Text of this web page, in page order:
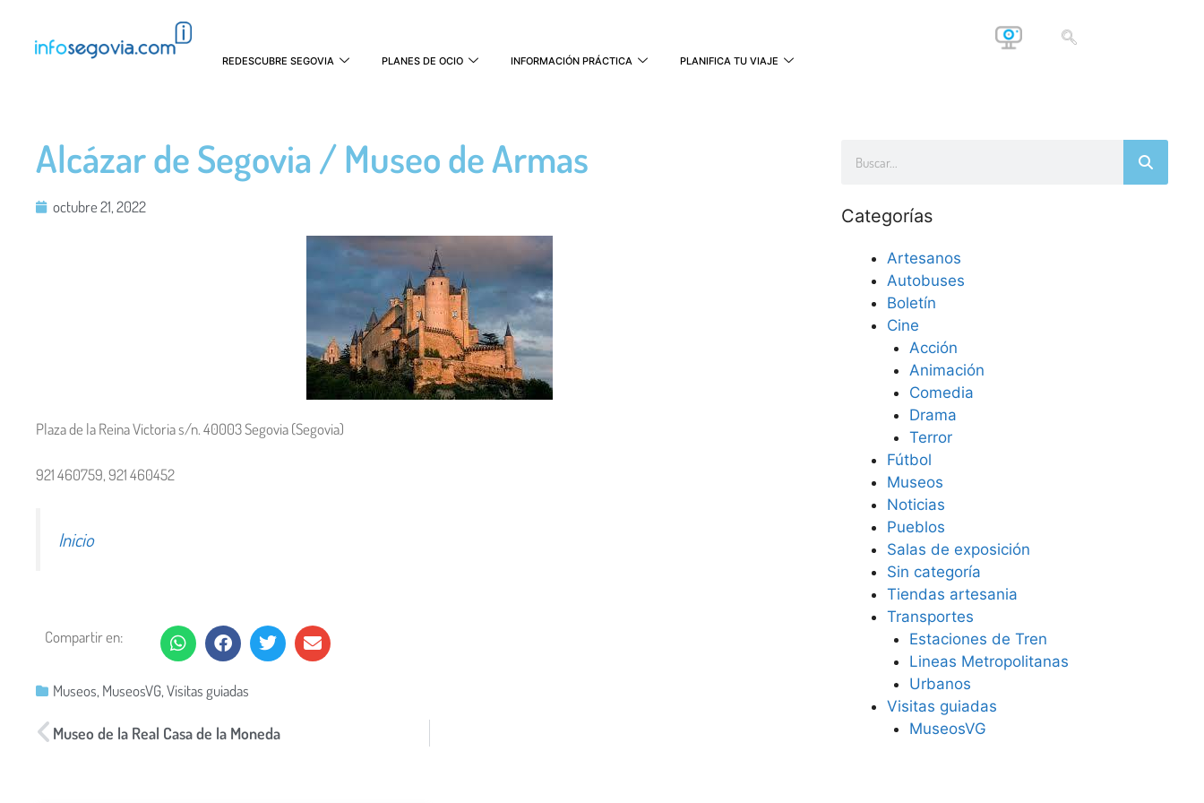
REDESCUBRE SEGOVIA PLANES DE OCIO INFORMACIÓN PRÁCTICA PLANIFICA TU VIAJE
Alcázar de Segovia / Museo de Armas
octubre 21, 2022
Plaza de la Reina Victoria s/n. 40003 Segovia (Segovia)
921 460759, 921 460452
Inicio
Compartir en:
Museos, MuseosVG,Visitas guiadas
Museo de la Real Casa de la Moneda
Categorías
Artesanos
Autobuses
Boletín
Cine
Acción
Animación
Comedia
Drama
Terror
Fútbol
Museos
Noticias
Pueblos
Salas de exposición
Sin categoría
Tiendas artesania
Transportes
Estaciones de Tren
Lineas Metropolitanas
Urbanos
Visitas guiadas
MuseosVG